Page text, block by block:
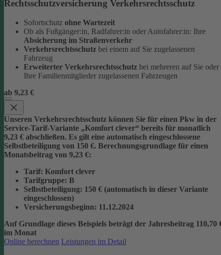
Rechtsschutzversicherung Verkehrsrechtsschutz
Sofortschutz ohne Wartezeit
Ob als Fußgänger:in, Radfahrer:in oder Autofahrer:in: Ihre
Absicherung im Straßenverkehr
Verkehrsrechtsschutz bei einem auf Sie zugelassenen
Fahrzeug
Erweiterter Verkehrsrechtsschutz bei mehreren auf Sie oder
Ihre Familienmitglieder zugelassenen Fahrzeugen
ab 9,23 €
Unseren Verkehrsrechtsschutz können Sie für einen Pkw in der
Service-Tarif-Variante „Komfort clever“ bereits für monatlich
9,23 € abschließen. Es gilt eine automatisch eingeschlossene
Selbstbeteiligung von 150 €. Berechnungsgrundlage für einen
Monatsbeitrag von 9,23 €:
Tarif: Komfort clever
Tarifgruppe: B
Selbstbeteiligung: 150 € (automatisch in dieser Variante
eingeschlossen)
Versicherungsbeginn: 11.12.2024
Auf Grundlage dieses Beispiels beträgt der Jahresbeitrag 110,70
im Monat
Online berechnen Leistungen im Detail